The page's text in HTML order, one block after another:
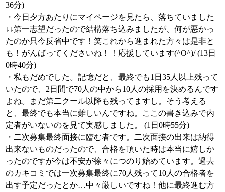
36分)
・今日夕方あたりにマイページを見たら、落ちていました
↓↓第一志望だったので結構落ち込みましたが、何が悪かっ
たのか只今反省中です！笑これから進まれた方々は是非と
も！がんばってくださいね！！応援しています(^O^)/ (13日
0時40分)
・私もだめでした。記憶だと、最終でも1日35人以上残って
いたので、2日間で70人の中から10人の採用を決めるんです
よね。まだ第二クール以降も残ってますし。そう考える
と、最終でも本当に難しいんですね。ここの書き込みで内
定者がいないのを見て実感しました。 (1日0時55分)
・二次募集最終面接に臨む者です。二次面接の出来は納得
出来ないものだったので、合格を頂いた時は本当に嬉しか
ったのですが今は不安が徐々につのり始めています。過去
のカキコミでは一次募集最終に70人残って10人の合格者を
出す予定だったとか…中々厳しいですね！他に最終進む方